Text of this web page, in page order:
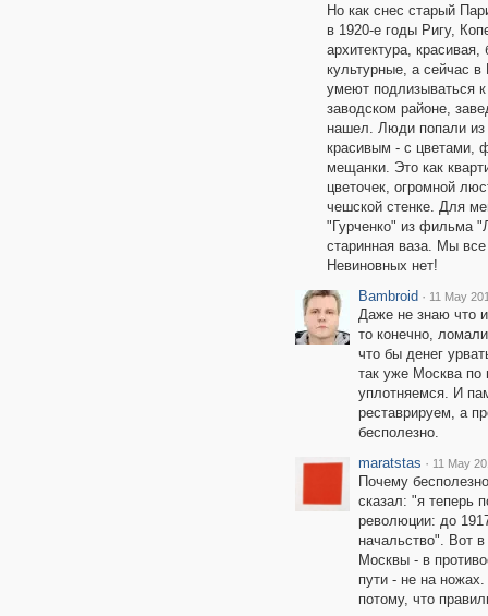
Но как снес старый
в 1920-е годы Ригу,
архитектура,
культурные, а сейчас в
умеют подлизываться
заводском районе,
нашел. Люди попали из
красивым - с цветами,
мещанки. Это как
цветочек, огромной
чешской стенке. Для
"Гурченко" из фильма
старинная ваза. Мы
Невиновных нет!
Bambroid · 11 May
Даже не знаю что
то конечно,
что бы денег
так уже Москва по
уплотняемся. И
реставрируем, а
бесполезно.
maratstas · 11 May
Почему
сказал: "я теперь
революции: до
начальство". Вот
Москвы - в
пути - не на
потому, что